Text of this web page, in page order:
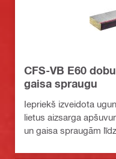
CFS-VB E60
gaisa spraugu
Iepriekš izveidota
lietus aizsarga
un gaisa spraugām